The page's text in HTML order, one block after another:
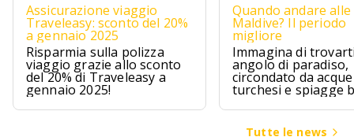
Assicurazione viaggio
Traveleasy: sconto del 20%
a gennaio 2025
Risparmia sulla polizza
viaggio grazie allo sconto
del 20% di Traveleasy a
gennaio 2025!
Quando andare alle
Maldive? Il periodo
migliore
Immagina di
angolo di paradiso,
circondato da acque
turchesi e spiagge
Le Maldive sono
questo, un sogno
avvera per chi
Tutte le news